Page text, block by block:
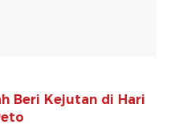
Beri Kejutan di Hari